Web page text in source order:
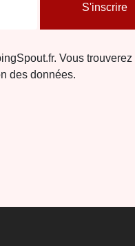
S'inscrire
Vous trouverez
des données.